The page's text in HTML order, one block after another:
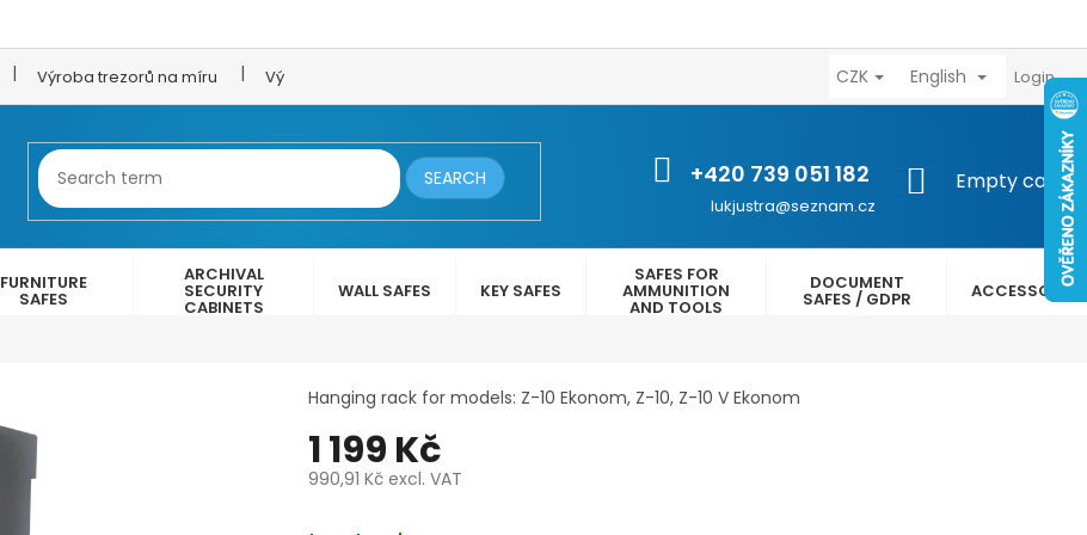
+420 739 051 182
lukjustra@seznam.cz
Výroba trezorů na míru Výroba trezorových dveří Reklamační řád Obchodní
CZK English Login
SEARCH
SHOPPING
Empty cart
FURNITURE
SAFES
ARCHIVAL
SECURITY
CABINETS
WALL SAFES KEY SAFES
SAFES FOR
AMMUNITION
AND TOOLS
DOCUMENT
SAFES / GDPR ACCESSORIES
1 199 Kč
990,91 Kč excl. VAT
Hanging rack for models: Z-10 Ekonom, Z-10, Z-10 V Ekonom